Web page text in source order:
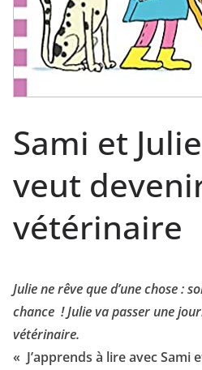
Sami et
veut
vétérinaire
Julie ne rêve que d’une chose :
chance ! Julie va passer une
vétérinaire.
« J’apprends à lire avec Sami